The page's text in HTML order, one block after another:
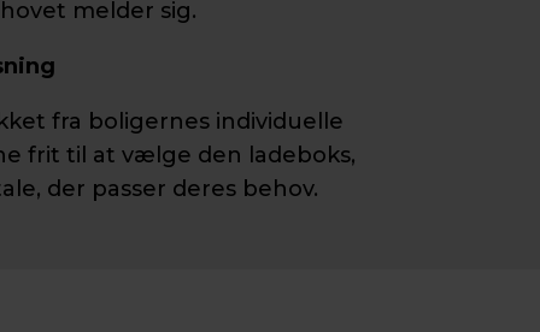
melder sig.
fra boligernes individuelle
frit til at vælge den ladeboks,
der passer deres behov.